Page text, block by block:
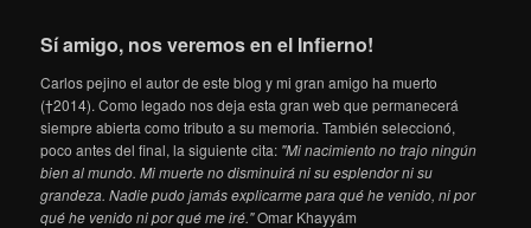
Sí amigo, nos veremos en el Infierno!
Carlos pejino el autor de este blog y mi gran amigo ha muerto
(†2014). Como legado nos deja esta gran web que permanecerá
siempre abierta como tributo a su memoria. También seleccionó,
poco antes del final, la siguiente cita: "Mi nacimiento no trajo ningún
bien al mundo. Mi muerte no disminuirá ni su esplendor ni su
grandeza. Nadie pudo jamás explicarme para qué he venido, ni por
qué he venido ni por qué me iré."Omar Khayyám